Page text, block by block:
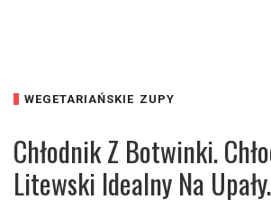
WEGETARIAŃSKIE ZUPY
Chłodnik Z Botwinki.
Litewski Idealny Na Upały.